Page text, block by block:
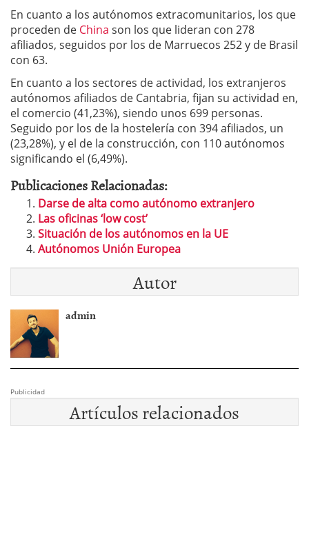
En cuanto a los autónomos extracomunitarios, los que
proceden de China son los que lideran con 278
afiliados, seguidos por los de Marruecos 252 y de Brasil
con 63.
En cuanto a los sectores de actividad, los extranjeros
autónomos afiliados de Cantabria, fijan su actividad en,
el comercio (41,23%), siendo unos 699 personas.
Seguido por los de la hostelería con 394 afiliados, un
(23,28%), y el de la construcción, con 110 autónomos
significando el (6,49%).
Publicaciones Relacionadas:
Darse de alta como autónomo extranjero
Las oficinas ‘low cost’
Situación de los autónomos en la UE
Autónomos Unión Europea
Autor
admin
Publicidad
Artículos relacionados